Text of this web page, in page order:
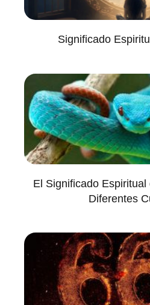
Significado
El Significado
Diferentes